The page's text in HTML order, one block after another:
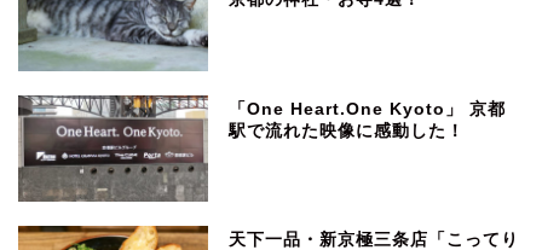
「One Heart.One Kyoto」 京都
駅で流れた映像に感動した！
天下一品・新京極三条店「こってり